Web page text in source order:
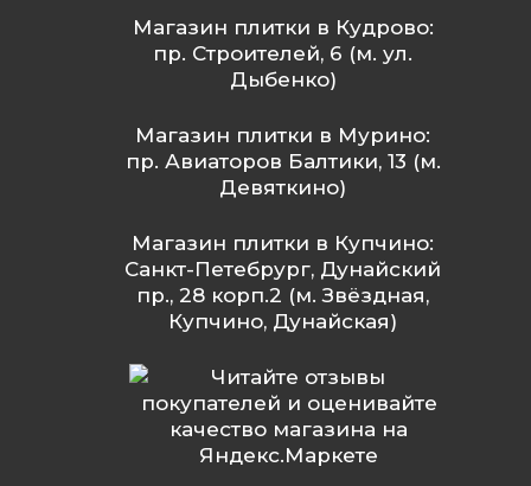
Магазин плитки в Кудрово:
пр. Строителей, 6 (м. ул.
Дыбенко)
Магазин плитки в Мурино:
пр. Авиаторов Балтики, 13 (м.
Девяткино)
Магазин плитки в Купчино:
Санкт-Петебрург, Дунайский
пр., 28 корп.2 (м. Звёздная,
Купчино, Дунайская)